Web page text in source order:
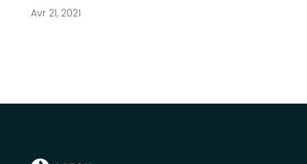
Avr 21, 2021